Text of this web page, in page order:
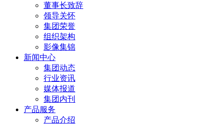
董事长致辞
领导关怀
集团荣誉
组织架构
影像集锦
新闻中心
集团动态
行业资讯
媒体报道
集团内刊
产品服务
产品介绍